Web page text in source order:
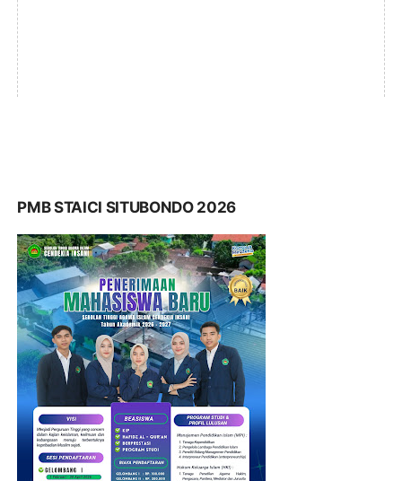
PMB STAICI SITUBONDO 2026